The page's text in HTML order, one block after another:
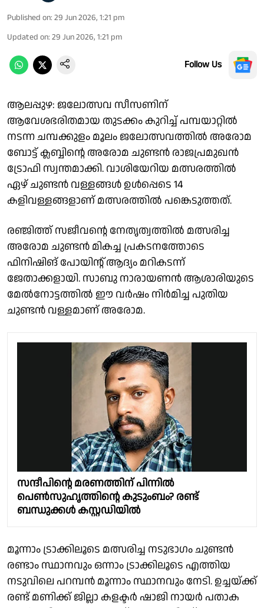
Published on: 29 Jun 2026, 1:21 pm
Updated on: 29 Jun 2026, 1:21 pm
Follow Us
ആലപ്പുഴ: ജലോത്സവ സീസണിന്
ആവേശഭരിതമായ തുടക്കം കുറിച്ച് പമ്പയാറ്റിൽ
നടന്ന ചമ്പക്കുളം മൂലം ജലോത്സവത്തിൽ അരോമ
ബോട്ട് ക്ലബ്ബിൻ്റെ അരോമ ചുണ്ടൻ രാജപ്രമുഖൻ
ട്രോഫി സ്വന്തമാക്കി. വാശിയേറിയ മത്സരത്തിൽ
ഏഴ് ചുണ്ടൻ വള്ളങ്ങൾ ഉൾപ്പെടെ 14
കളിവള്ളങ്ങളാണ് മത്സരത്തിൽ പങ്കെടുത്തത്.
രഞ്ജിത്ത് സജീവൻ്റെ നേതൃത്വത്തിൽ മത്സരിച്ച
അരോമ ചുണ്ടൻ മികച്ച പ്രകടനത്തോടെ
ഫിനിഷിങ് പോയിൻ്റ് ആദ്യം മറികടന്ന്
ജേതാക്കളായി. സാബു നാരായണൻ ആശാരിയുടെ
മേൽനോട്ടത്തിൽ ഈ വർഷം നിർമിച്ച പുതിയ
ചുണ്ടൻ വള്ളമാണ് അരോമ.
സന്ദീപിൻ്റെ മരണത്തിന് പിന്നിൽ
പെൺസുഹൃത്തിൻ്റെ കുടുംബം? രണ്ട്
ബന്ധുക്കൾ കസ്റ്റഡിയിൽ
മൂന്നാം ട്രാക്കിലൂടെ മത്സരിച്ച നടുഭാഗം ചുണ്ടൻ
രണ്ടാം സ്ഥാനവും ഒന്നാം ട്രാക്കിലൂടെ എത്തിയ
നടുവിലെ പറമ്പൻ മൂന്നാം സ്ഥാനവും നേടി. ഉച്ചയ്ക്ക്
രണ്ട് മണിക്ക് ജില്ലാ കളക്ടർ ഷാജി നായർ പതാക